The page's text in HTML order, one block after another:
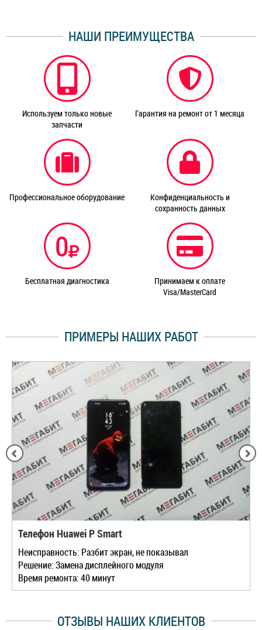
НАШИ ПРЕИМУЩЕСТВА
Используем только новые
запчасти
Гарантия на ремонт от 1 месяца
Профессиональное оборудование
Конфиденциальность и
сохранность данных
0
Бесплатная диагностика
Принимаем к оплате
Visa/MasterCard
ПРИМЕРЫ НАШИХ РАБОТ
Телефон Huawei P Smart
Неисправность: Разбит экран, не показывал
Решение: Замена дисплейного модуля
Время ремонта: 40 минут
ОТЗЫВЫ НАШИХ КЛИЕНТОВ